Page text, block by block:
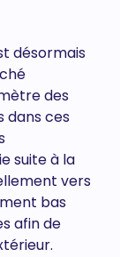
désormais
des
dans ces
suite à la
vers
bas
afin de